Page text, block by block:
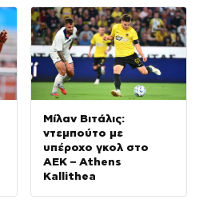
Μίλαν Βιτάλις:
ντεμπούτο με
υπέροχο γκολ στο
ΑΕΚ – Athens
Kallithea